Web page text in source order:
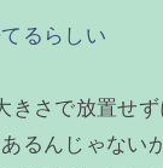
るらしい
きさで放置せ
るんじゃない